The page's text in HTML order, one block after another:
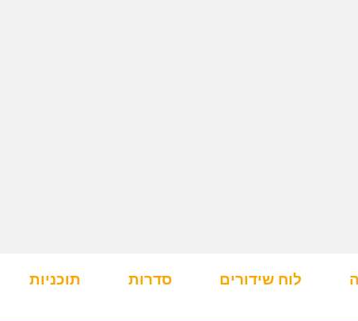
לוח שידורים סדרות תוכניות